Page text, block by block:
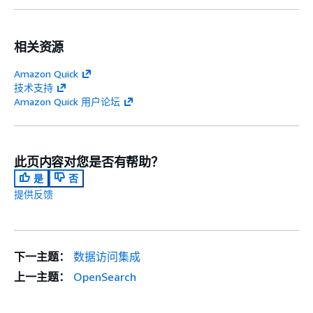
相关资源
Amazon Quick
技术支持
Amazon Quick 用户论坛
此页内容对您是否有帮助？
是
否
提供反馈
下一主题：
数据访问集成
上一主题：
OpenSearch